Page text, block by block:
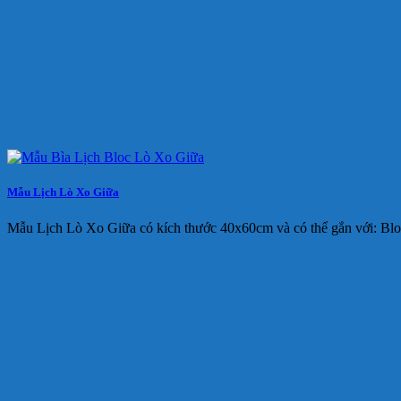
Mẫu Lịch Lò Xo Giữa
Mẫu Lịch Lò Xo Giữa có kích thước 40x60cm và có thể gắn với: